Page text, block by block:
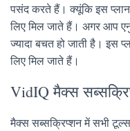
पसंद करते हैं। क्यूंकि इस
लिए मिल जाते हैं। अगर आप
ज्यादा बचत हो जाती है। इस
लिए मिल जाते हैं।
VidIQ मैक्स
मैक्स सब्सक्रिप्शन में सभी